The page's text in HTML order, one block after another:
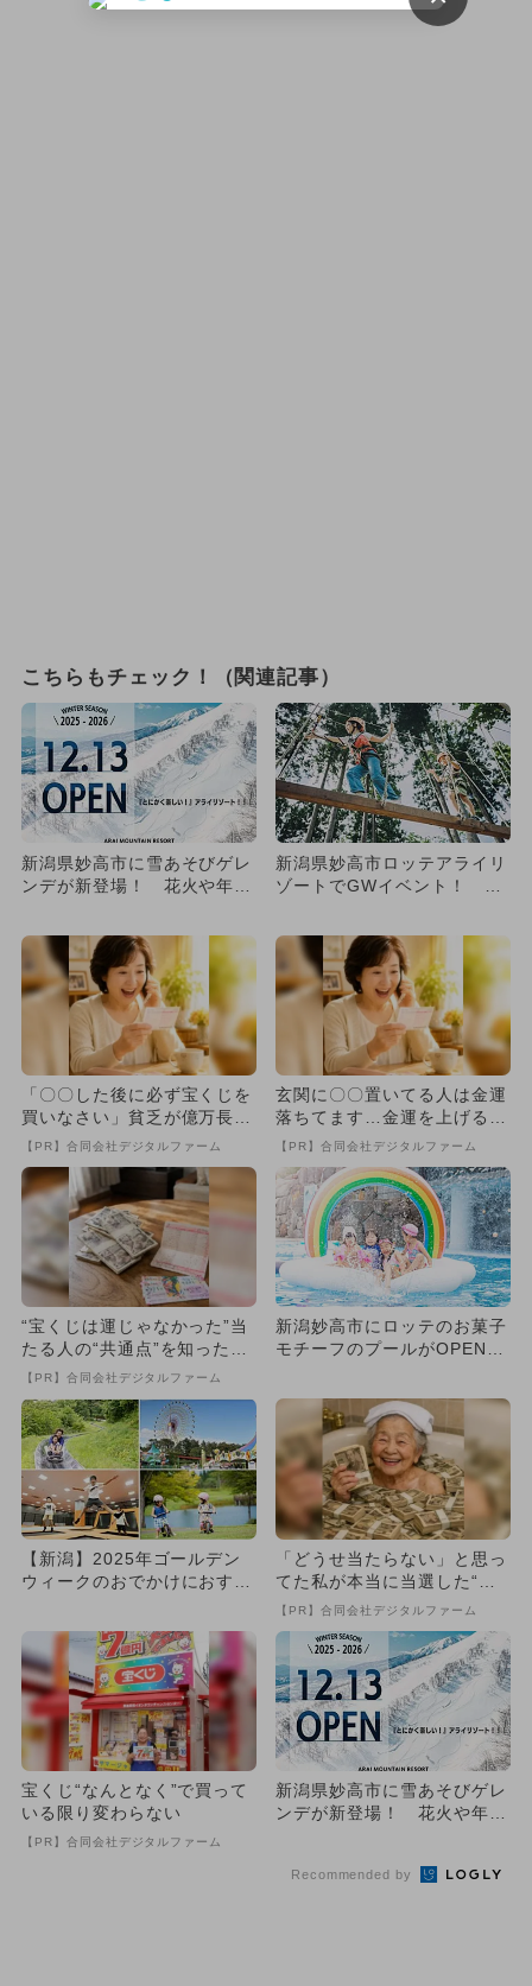
こちらもチェック！（関連記事）
新潟県妙高市に雪あそびゲレ
ンデが新登場！ 花火や年越
新潟県妙高市ロッテアライリ
ゾートでGWイベント！ ス
「〇〇した後に必ず宝くじを
買いなさい」貧乏が億万長者
に
【PR】合同会社デジタルファーム
玄関に〇〇置いてる人は金運
落ちてます…金運を上げる方
法とは
【PR】合同会社デジタルファーム
“宝くじは運じゃなかった”当
たる人の“共通点”を知っただ
け
【PR】合同会社デジタルファーム
新潟妙高市にロッテのお菓子
モチーフのプールがOPEN！
ー...
【新潟】2025年ゴールデン
ウィークのおでかけにおすす
「どうせ当たらない」と思っ
てた私が本当に当選した“買
い方”がこれ
【PR】合同会社デジタルファーム
宝くじ“なんとなく”で買って
いる限り変わらない
【PR】合同会社デジタルファーム
新潟県妙高市に雪あそびゲレ
ンデが新登場！ 花火や年越
Recommended by